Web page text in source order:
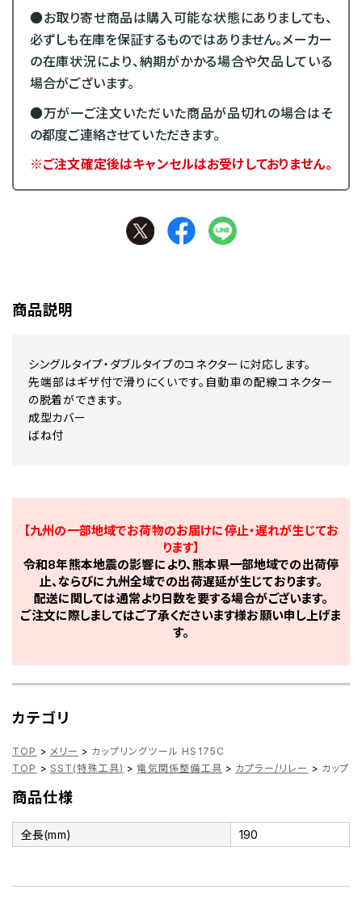
●お取り寄せ商品は購入可能な状態にありましても、
必ずしも在庫を保証するものではありません。メーカー
の在庫状況により、納期がかかる場合や欠品している
場合がございます。
●万が一ご注文いただいた商品が品切れの場合はそ
の都度ご連絡させていただきます。
※ご注文確定後はキャンセルはお受けしておりません。
商品説明
シングルタイプ・ダブルタイプのコネクターに対応します。
先端部はギザ付で滑りにくいです。自動車の配線コネクター
の脱着ができます。
成型カバー
ばね付
【九州の一部地域でお荷物のお届けに停止・遅れが生じてお
ります】
令和8年熊本地震の影響により、熊本県一部地域での出荷停
止、ならびに九州全域での出荷遅延が生じております。
配送に関しては通常より日数を要する場合がございます。
ご注文に際しましてはご了承くださいます様お願い申し上げま
す。
カテゴリ
TOP > メリー > カップリングツール HS175C
TOP > SST(特殊工具) > 電気関係整備工具 > カプラー/リレー > カップ
商品仕様
全長(mm) 190